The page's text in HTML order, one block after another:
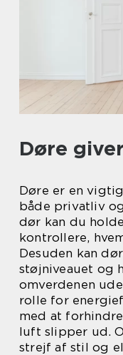
Døre
Døre er en
både privatliv
dør kan du
kontrollere,
Desuden kan
støjniveauet og
omverdenen
rolle for
med at
luft slipper ud.
strejf af stil og